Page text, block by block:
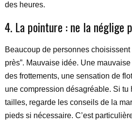
des heures.
4. La pointure : ne la néglige
Beaucoup de personnes choisissent
près”. Mauvaise idée. Une
des frottements, une sensation de
une compression désagréable. Si tu
tailles, regarde les conseils de la
pieds si nécessaire. C’est